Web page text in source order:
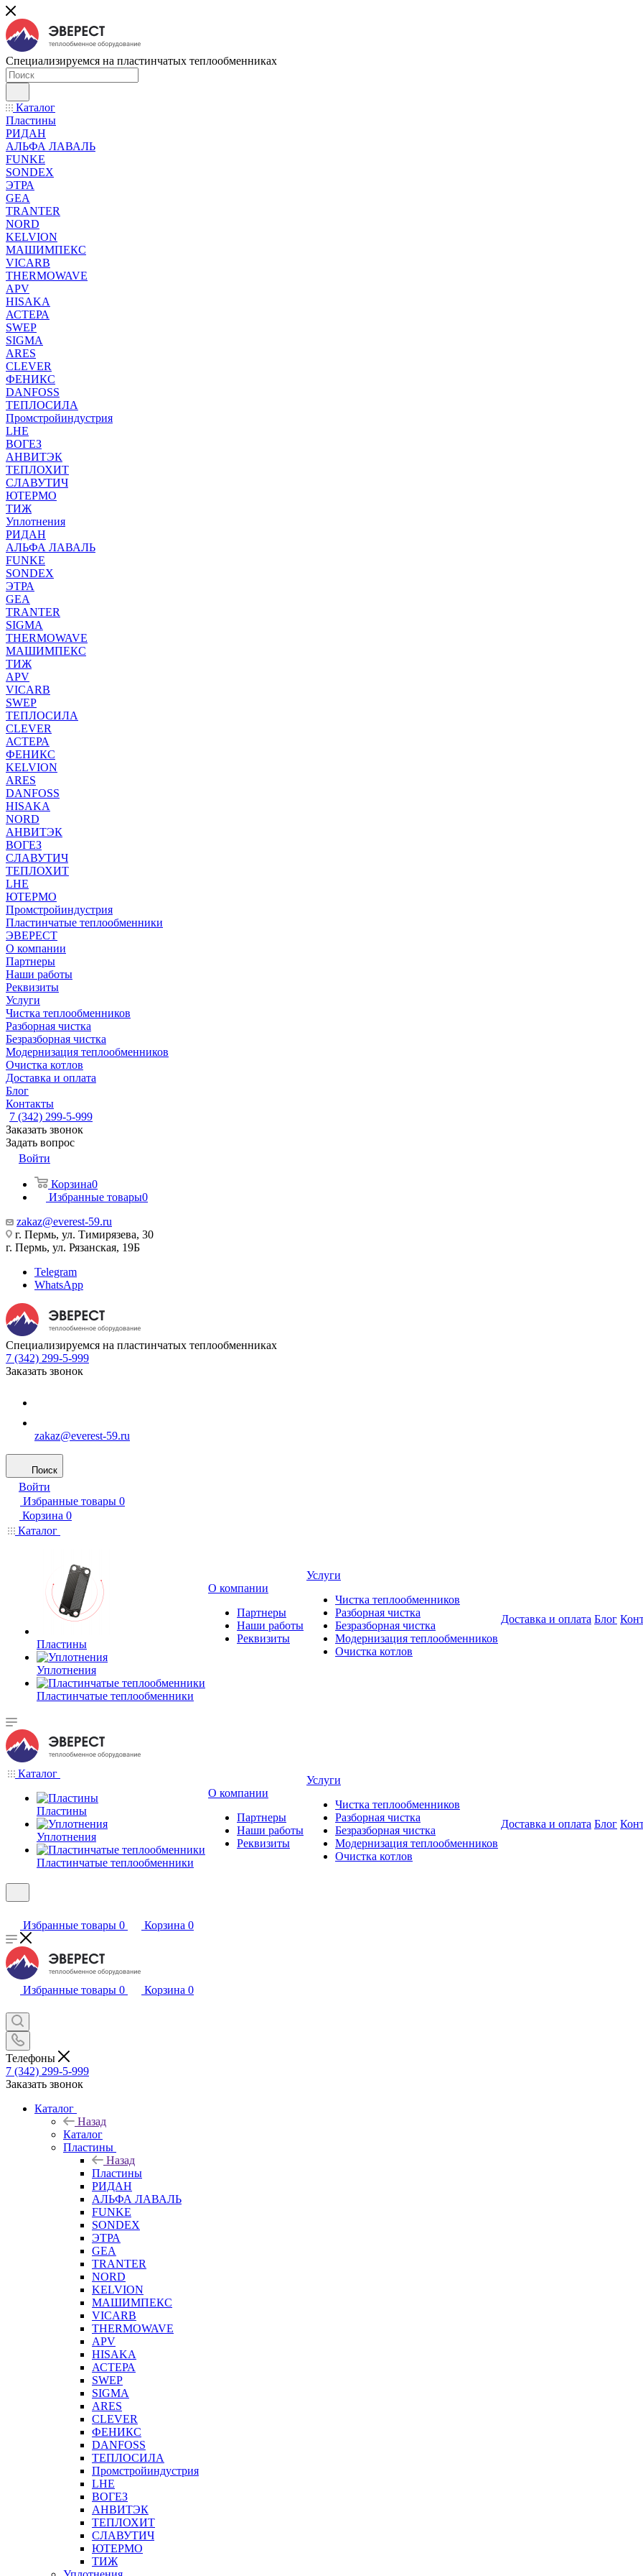
Специализируемся на пластинчатых теплообменниках
Каталог
Пластины
РИДАН
АЛЬФА ЛАВАЛЬ
FUNKE
SONDEX
ЭТРА
GEA
TRANTER
NORD
KELVION
МАШИМПЕКС
VICARB
THERMOWAVE
APV
HISAKA
АСТЕРА
SWEP
SIGMA
ARES
CLEVER
ФЕНИКС
DANFOSS
ТЕПЛОСИЛА
Промстройиндустрия
LHE
ВОГЕЗ
АНВИТЭК
ТЕПЛОХИТ
СЛАВУТИЧ
ЮТЕРМО
ТИЖ
Уплотнения
РИДАН
АЛЬФА ЛАВАЛЬ
FUNKE
SONDEX
ЭТРА
GEA
TRANTER
SIGMA
THERMOWAVE
МАШИМПЕКС
ТИЖ
APV
VICARB
SWEP
ТЕПЛОСИЛА
CLEVER
АСТЕРА
ФЕНИКС
KELVION
ARES
DANFOSS
HISAKA
NORD
АНВИТЭК
ВОГЕЗ
СЛАВУТИЧ
ТЕПЛОХИТ
LHE
ЮТЕРМО
Промстройиндустрия
Пластинчатые теплообменники
ЭВЕРЕСТ
О компании
Партнеры
Наши работы
Реквизиты
Услуги
Чистка теплообменников
Разборная чистка
Безразборная чистка
Модернизация теплообменников
Очистка котлов
Доставка и оплата
Блог
Контакты
7 (342) 299-5-999
Заказать звонок
Задать вопрос
Войти
Корзина0
Избранные товары0
zakaz@everest-59.ru
г. Пермь, ул. Тимирязева, 30
г. Пермь, ул. Рязанская, 19Б
Telegram
WhatsApp
Специализируемся на пластинчатых теплообменниках
7 (342) 299-5-999
Заказать звонок
zakaz@everest-59.ru
Поиск
Войти
Избранные товары 0
Корзина 0
Каталог
Пластины
Уплотнения
Пластинчатые теплообменники
О компании
Партнеры
Наши работы
Реквизиты
Услуги
Чистка теплообменников
Разборная чистка
Безразборная чистка
Модернизация теплообменников
Очистка котлов
Доставка и оплата Блог
Каталог
Пластины
Уплотнения
Пластинчатые теплообменники
О компании
Партнеры
Наши работы
Реквизиты
Услуги
Чистка теплообменников
Разборная чистка
Безразборная чистка
Модернизация теплообменников
Очистка котлов
Доставка и оплата Блог
Избранные товары 0 Корзина 0
Избранные товары 0 Корзина 0
Телефоны
7 (342) 299-5-999
Заказать звонок
Каталог
Назад
Каталог
Пластины
Назад
Пластины
РИДАН
АЛЬФА ЛАВАЛЬ
FUNKE
SONDEX
ЭТРА
GEA
TRANTER
NORD
KELVION
МАШИМПЕКС
VICARB
THERMOWAVE
APV
HISAKA
АСТЕРА
SWEP
SIGMA
ARES
CLEVER
ФЕНИКС
DANFOSS
ТЕПЛОСИЛА
Промстройиндустрия
LHE
ВОГЕЗ
АНВИТЭК
ТЕПЛОХИТ
СЛАВУТИЧ
ЮТЕРМО
ТИЖ